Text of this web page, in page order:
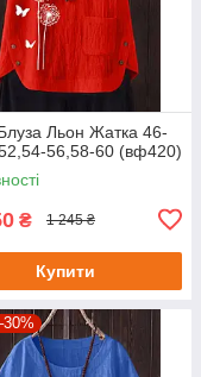
Льон Жатка 46-
56,58-60 (вф420)
₴ 1 245 ₴
Купити